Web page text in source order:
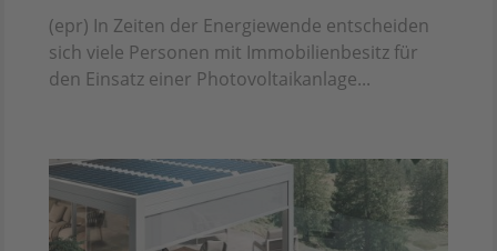
(epr) In Zeiten der Energiewende entscheiden
sich viele Personen mit Immobilienbesitz für
den Einsatz einer Photovoltaikanlage...